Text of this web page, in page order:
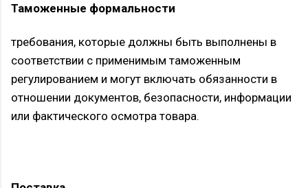
Таможенные формальности
требования, которые должны быть выполнены в
соответствии с применимым таможенным
регулированием и могут включать обязанности в
отношении документов, безопасности, информации
или фактического осмотра товара.